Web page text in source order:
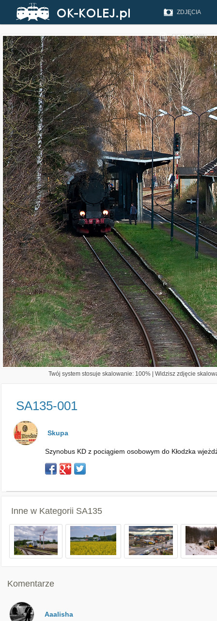
ZDJĘCIA
REGULAMIN
Twój system stosuje skalowanie: 100% | Widzisz zdjęcie
SA135-001
Skupa
Szynobus KD z pociągiem osobowym do Kłodzka
Inne w Kategorii SA135
Komentarze
Aaalisha